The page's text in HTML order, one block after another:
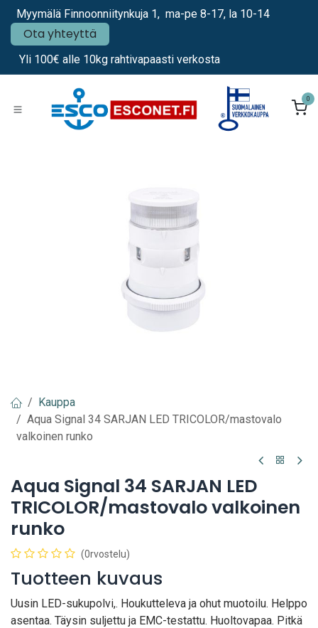
Siirry sisältöön
Myymälä Finnoonniitynkuja 1, ma-pe 8-17, la 10-14
Ota yhteyttä
Yli 100€ alle 10kg rahtivapaasti verkosta
0
Kauppa
Aqua Signal 34 SARJAN LED TRICOLOR/mastovalo
valkoinen runko
Aqua Signal 34 SARJAN LED
TRICOLOR/mastovalo valkoinen
runko
(0rvostelu)
Tuotteen kuvaus
Uusin LED-sukupolvi,. Houkutteleva ja ohut muotoilu. Helppo
asentaa. Täysin suljettu ja EMC-testattu. Huoltovapaa. Pitkä